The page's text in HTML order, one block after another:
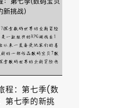
程：第七季(数
第七季的新挑